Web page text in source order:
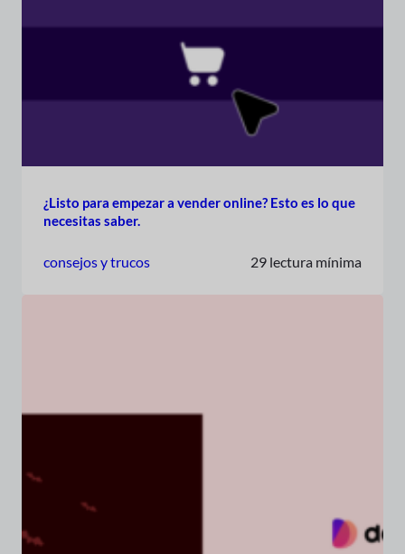
¿Listo para empezar a vender online? Esto es lo que
necesitas saber.
consejos y trucos 29 lectura mínima